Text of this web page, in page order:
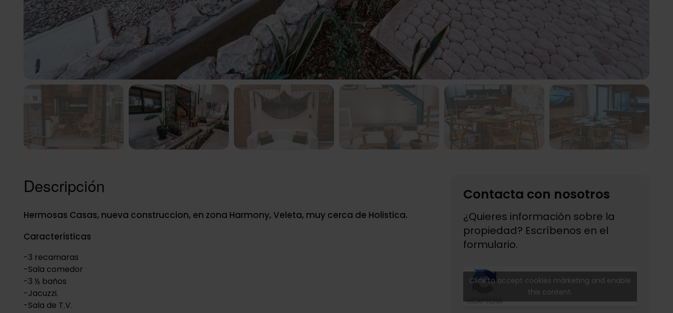
Descripción
Hermosas Casas, nueva construccion, en zona Harmony, Veleta, muy cerca de Holistica.
Características
-3 recamaras
-Sala comedor
-3 ½ baños
-Jacuzzi.
-Sala de T.V.
Contacta con nosotros
¿Quieres información sobre la
propiedad? Escríbenos en el
formulario.
Click to accept cookies márketing and enable
this content.